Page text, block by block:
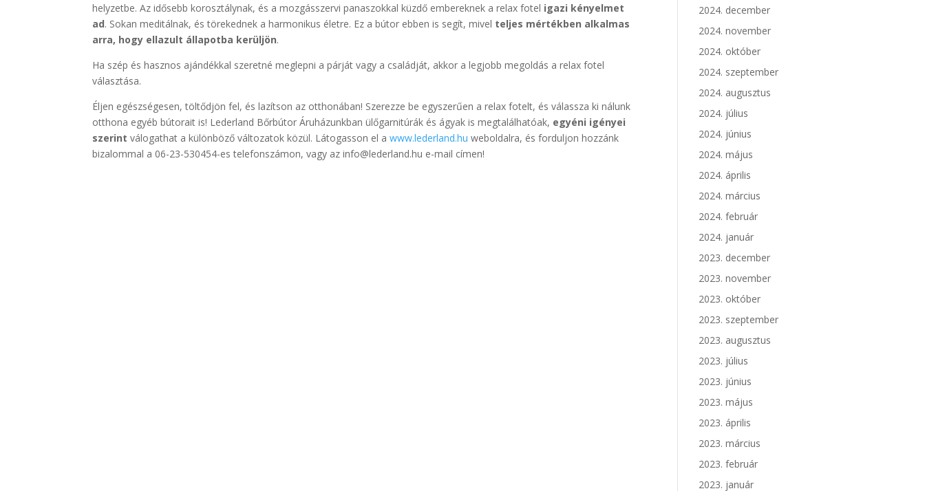
helyzetbe. Az idősebb korosztálynak, és a mozgásszervi panaszokkal küzdő embereknek a relax fotel igazi kényelmet
ad. Sokan meditálnak, és törekednek a harmonikus életre. Ez a bútor ebben is segít, mivel teljes mértékben alkalmas
arra, hogy ellazult állapotba kerüljön.
Ha szép és hasznos ajándékkal szeretné meglepni a párját vagy a családját, akkor a legjobb megoldás a relax fotel
választása.
Éljen egészségesen, töltődjön fel, és lazítson az otthonában! Szerezze be egyszerűen a relax fotelt, és válassza ki nálunk
otthona egyéb bútorait is! Lederland Bőrbútor Áruházunkban ülőgarnitúrák és ágyak is megtalálhatóak, egyéni igényei
szerint válogathat a különböző változatok közül. Látogasson el awww.lederland.hu weboldalra, és forduljon hozzánk
bizalommal a 06-23-530454-es telefonszámon, vagy az info@lederland.hu e-mail címen!
2024. december
2024. november
2024. október
2024. szeptember
2024. augusztus
2024. július
2024. június
2024. május
2024. április
2024. március
2024. február
2024. január
2023. december
2023. november
2023. október
2023. szeptember
2023. augusztus
2023. július
2023. június
2023. május
2023. április
2023. március
2023. február
2023. január